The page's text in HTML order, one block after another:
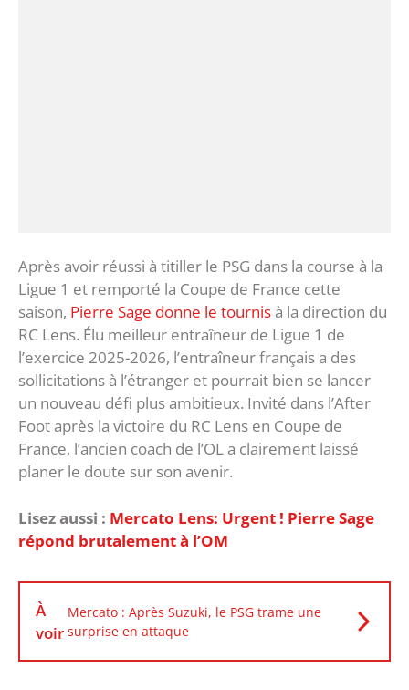
Après avoir réussi à titiller le PSG dans la course à la
Ligue 1 et remporté la Coupe de France cette
saison, Pierre Sage donne le tournisà la direction du
RC Lens. Élu meilleur entraîneur de Ligue 1 de
l’exercice 2025-2026, l’entraîneur français a des
sollicitations à l’étranger et pourrait bien se lancer
un nouveau défi plus ambitieux. Invité dans l’After
Foot après la victoire du RC Lens en Coupe de
France, l’ancien coach de l’OL a clairement laissé
planer le doute sur son avenir.
Lisez aussi : Mercato Lens: Urgent ! Pierre Sage
répond brutalement à l’OM
À
voir
Mercato : Après Suzuki, le PSG trame une
surprise en attaque